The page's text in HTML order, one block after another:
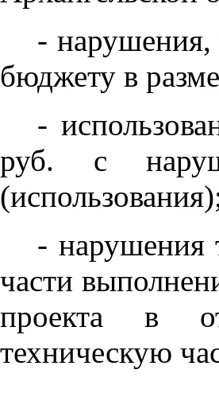
-
бюджету в
-
руб. с
- нарушения
части
проекта в
техническую